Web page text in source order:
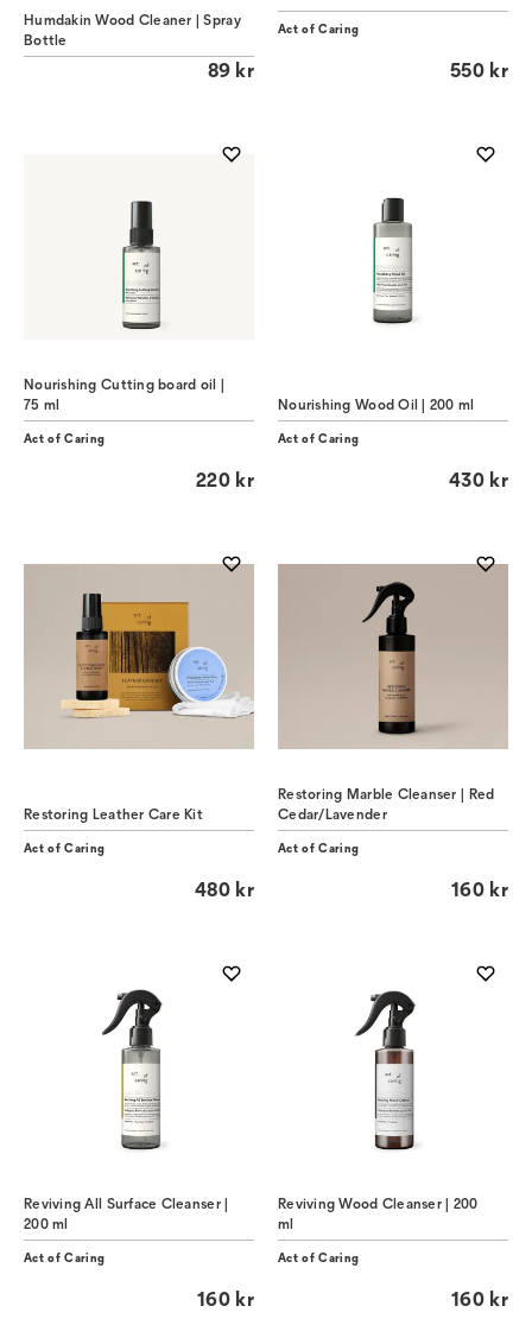
Humdakin Wood Cleaner | Spray
Bottle
89 kr
Act of Caring
550 kr
Nourishing Cutting board oil |
75 ml
Act of Caring
220 kr
Nourishing Wood Oil | 200 ml
Act of Caring
430 kr
Restoring Leather Care Kit
Act of Caring
480 kr
Restoring Marble Cleanser | Red
Cedar/Lavender
Act of Caring
160 kr
Reviving All Surface Cleanser |
200 ml
Act of Caring
160 kr
Reviving Wood Cleanser | 200
ml
Act of Caring
160 kr